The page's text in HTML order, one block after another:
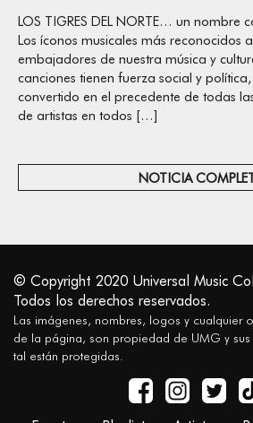
LOS TIGRES DEL NORTE… un nombre
Los íconos musicales más reconocidos
embajadores de nuestra música y
canciones tienen fuerza social y
convertido en el precedente de todas
de artistas en todos […]
NOTICIA
© Copyright 2020 Universal Music
Todos los derechos reservados.
Las imágenes, nombres, logos y cualquier
de la página, son propiedad de UMG y
tal están protegidas.